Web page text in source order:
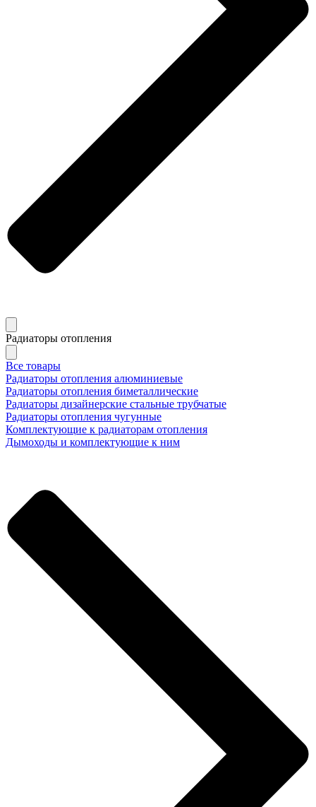
Радиаторы отопления
Все товары
Радиаторы отопления алюминиевые
Радиаторы отопления биметаллические
Радиаторы дизайнерские стальные трубчатые
Радиаторы отопления чугунные
Комплектующие к радиаторам отопления
Дымоходы и комплектующие к ним